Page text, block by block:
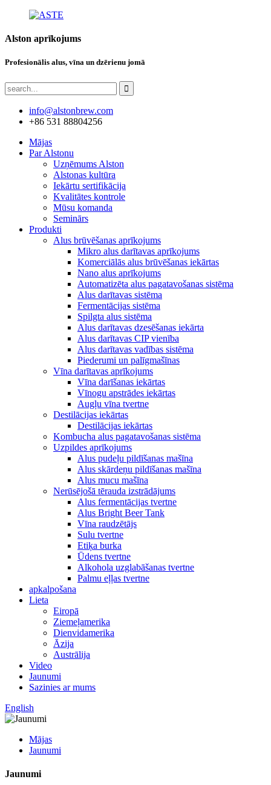
Alston aprīkojums
Profesionālis alus, vīna un dzērienu jomā
info@alstonbrew.com
+86 531 88804256
Mājas
Par Alstonu
Uzņēmums Alston
Alstonas kultūra
Iekārtu sertifikācija
Kvalitātes kontrole
Mūsu komanda
Seminārs
Produkti
Alus brūvēšanas aprīkojums
Mikro alus darītavas aprīkojums
Komerciālās alus brūvēšanas iekārtas
Nano alus aprīkojums
Automatizēta alus pagatavošanas sistēma
Alus darītavas sistēma
Fermentācijas sistēma
Spilgta alus sistēma
Alus darītavas dzesēšanas iekārta
Alus darītavas CIP vienība
Alus darītavas vadības sistēma
Piederumi un palīgmašīnas
Vīna darītavas aprīkojums
Vīna darīšanas iekārtas
Vīnogu apstrādes iekārtas
Augļu vīna tvertne
Destilācijas iekārtas
Destilācijas iekārtas
Kombucha alus pagatavošanas sistēma
Uzpildes aprīkojums
Alus pudeļu pildīšanas mašīna
Alus skārdeņu pildīšanas mašīna
Alus mucu mašīna
Nerūsējošā tērauda izstrādājums
Alus fermentācijas tvertne
Alus Bright Beer Tank
Vīna raudzētājs
Sulu tvertne
Etiķa burka
Ūdens tvertne
Alkohola uzglabāšanas tvertne
Palmu eļļas tvertne
apkalpošana
Lieta
Eiropā
Ziemeļamerika
Dienvidamerika
Āzija
Austrālija
Video
Jaunumi
Sazinies ar mums
English
Mājas
Jaunumi
Jaunumi